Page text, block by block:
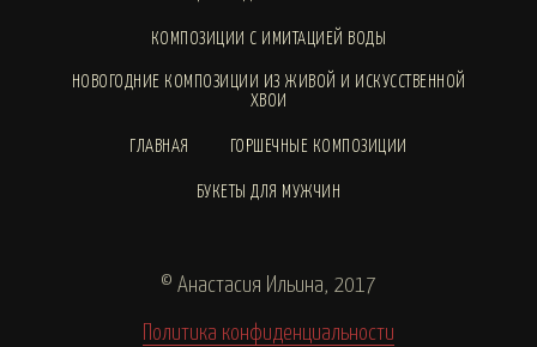
КОМПОЗИЦИИ С ИМИТАЦИЕЙ ВОДЫ
НОВОГОДНИЕ КОМПОЗИЦИИ ИЗ ЖИВОЙ И ИСКУССТВЕННОЙ
ХВОИ
ГЛАВНАЯ ГОРШЕЧНЫЕ КОМПОЗИЦИИ
БУКЕТЫ ДЛЯ МУЖЧИН
© Анастасия Ильина, 2017
Политика конфиденциальности